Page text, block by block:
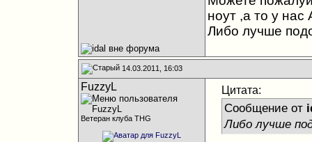
ноут ,а то у нас
Либо лучше
14.03.2011, 16:03
FuzzyL
Ветеран клуба THG
Цитата:
Сообщение от
Либо лучше